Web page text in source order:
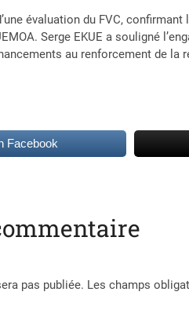
évaluation du FVC,
Serge EKUE a souligné
au renforcement de
Facebook
pas publiée. Les champs